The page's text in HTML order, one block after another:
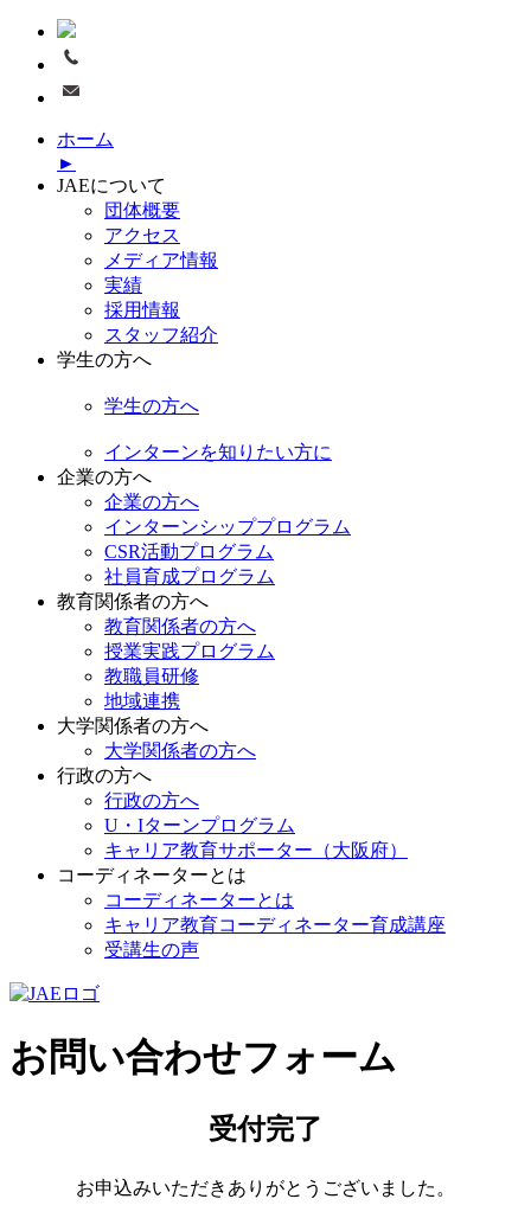
ホーム
►
JAEについて
団体概要
アクセス
メディア情報
実績
採用情報
スタッフ紹介
学生の方へ
学生の方へ
インターンを知りたい方に
企業の方へ
企業の方へ
インターンシッププログラム
CSR活動プログラム
社員育成プログラム
教育関係者の方へ
教育関係者の方へ
授業実践プログラム
教職員研修
地域連携
大学関係者の方へ
大学関係者の方へ
行政の方へ
行政の方へ
U・Iターンプログラム
キャリア教育サポーター（大阪府）
コーディネーターとは
コーディネーターとは
キャリア教育コーディネーター育成講座
受講生の声
お問い合わせフォーム
受付完了
お申込みいただきありがとうございました。